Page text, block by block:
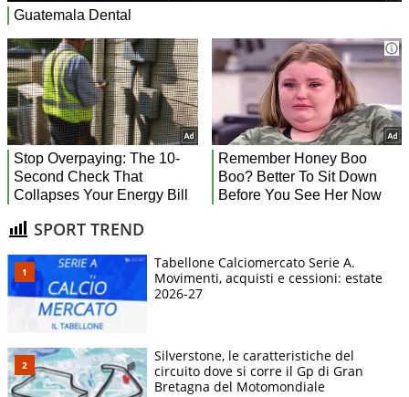
SPORT TREND
Tabellone Calciomercato Serie A.
Movimenti, acquisti e cessioni: estate
2026-27
Silverstone, le caratteristiche del
circuito dove si corre il Gp di Gran
Bretagna del Motomondiale